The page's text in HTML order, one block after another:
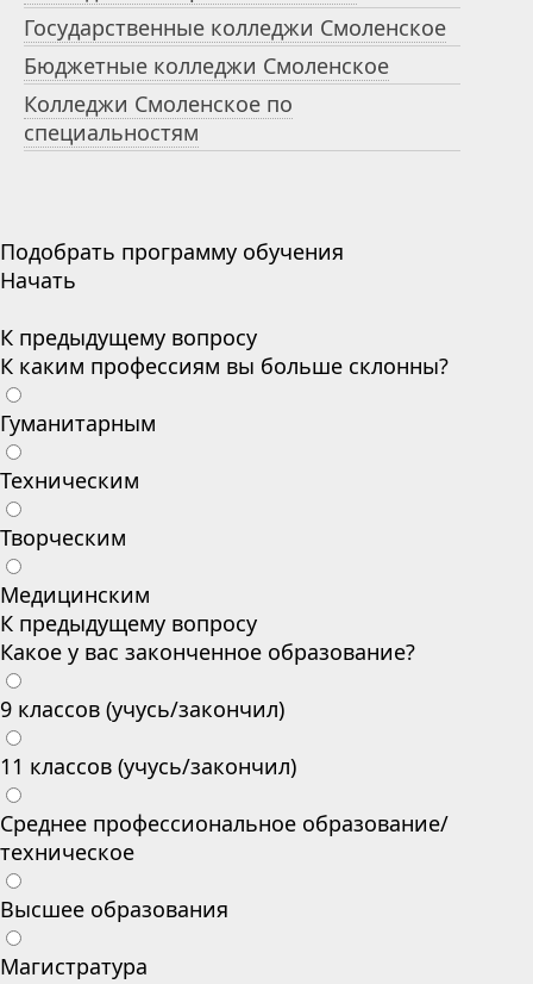
Государственные колледжи Смоленское
Бюджетные колледжи Смоленское
Колледжи Смоленское по
специальностям
Подобрать программу обучения
Начать
К предыдущему вопросу
К каким профессиям вы больше склонны?
Гуманитарным
Техническим
Творческим
Медицинским
К предыдущему вопросу
Какое у вас законченное образование?
9 классов (учусь/закончил)
11 классов (учусь/закончил)
Среднее профессиональное образование/
техническое
Высшее образования
Магистратура